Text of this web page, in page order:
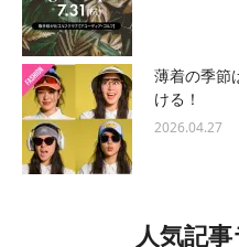
薄着の季節
ける！
2026.04.27
人気記